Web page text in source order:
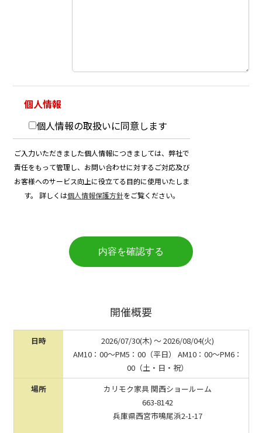
個人情報
個人情報の取扱いに同意します
ご入力いただきました個人情報につきましては、弊社で
責任をもって管理し、お問い合わせに対するご対応及び
お客様へのサービス向上に役立てる目的に使用いたしま
す。 詳しくは個人情報保護方針をご覧ください。
内容を確認する
開催概要
日時
2026/07/30(木) 〜 2026/08/04(火)
AM10：00～PM5：00（平日） AM10：00～PM6：
00（土・日・祝）
場所
カリモク家具 関西ショールーム
663-8142
兵庫県西宮市鳴尾浜2-1-17